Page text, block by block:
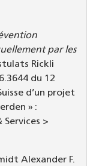
par les
Rickli
du 12
d’un projet
» :
>
Alexander F.